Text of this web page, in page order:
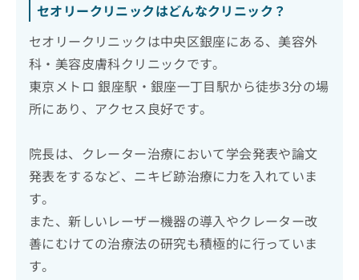
セオリークリニックはどんなクリニック？
セオリークリニックは中央区銀座にある、美容外
科・美容皮膚科クリニックです。
東京メトロ 銀座駅・銀座一丁目駅から徒歩3分の場
所にあり、アクセス良好です。
院長は、クレーター治療において学会発表や論文
発表をするなど、ニキビ跡治療に力を入れていま
す。
また、新しいレーザー機器の導入やクレーター改
善にむけての治療法の研究も積極的に行っていま
す。